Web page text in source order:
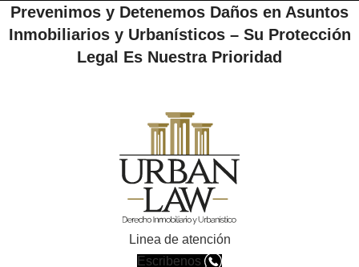
Prevenimos y Detenemos Daños en Asuntos
Inmobiliarios y Urbanísticos – Su Protección
Legal Es Nuestra Prioridad
Linea de atención
Escribenos